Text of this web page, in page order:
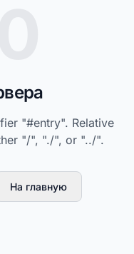
"#entry". Relative
"/", "./", or "../".
На главную